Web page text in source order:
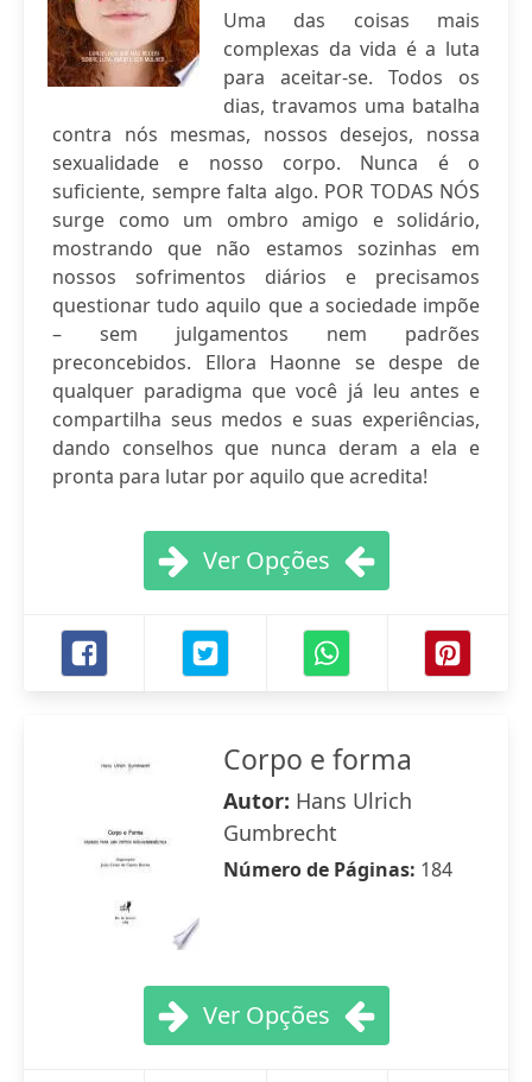
Uma das coisas mais
complexas da vida é a luta
para aceitar-se. Todos os
dias, travamos uma batalha
contra nós mesmas, nossos desejos, nossa
sexualidade e nosso corpo. Nunca é o
suficiente, sempre falta algo. POR TODAS NÓS
surge como um ombro amigo e solidário,
mostrando que não estamos sozinhas em
nossos sofrimentos diários e precisamos
questionar tudo aquilo que a sociedade impõe
– sem julgamentos nem padrões
preconcebidos. Ellora Haonne se despe de
qualquer paradigma que você já leu antes e
compartilha seus medos e suas experiências,
dando conselhos que nunca deram a ela e
pronta para lutar por aquilo que acredita!
Ver Opções
Corpo e forma
Autor: Hans Ulrich
Gumbrecht
Número de Páginas: 184
Ver Opções